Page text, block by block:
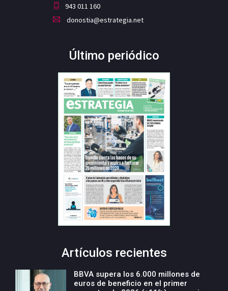
943 011 160
donostia@estrategia.net
Último periódico
Artículos recientes
BBVA supera los 6.000 millones de
euros de beneficio en el primer